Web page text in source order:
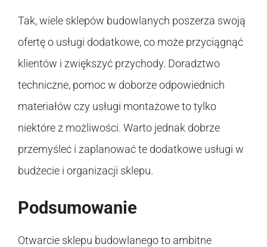
Tak, wiele sklepów budowlanych poszerza swoją
ofertę o usługi dodatkowe, co może przyciągnąć
klientów i zwiększyć przychody. Doradztwo
techniczne, pomoc w doborze odpowiednich
materiałów czy usługi montażowe to tylko
niektóre z możliwości. Warto jednak dobrze
przemyśleć i zaplanować te dodatkowe usługi w
budżecie i organizacji sklepu.
Podsumowanie
Otwarcie sklepu budowlanego to ambitne